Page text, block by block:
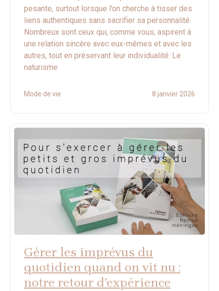
pesante, surtout lorsque l’on cherche à tisser des
liens authentiques sans sacrifier sa personnalité.
Nombreux sont ceux qui, comme vous, aspirent à
une relation sincère avec eux-mêmes et avec les
autres, tout en préservant leur individualité. Le
naturisme
Mode de vie 8 janvier 2026
Gérer les imprévus du
quotidien quand on vit nu :
notre retour d’expérience